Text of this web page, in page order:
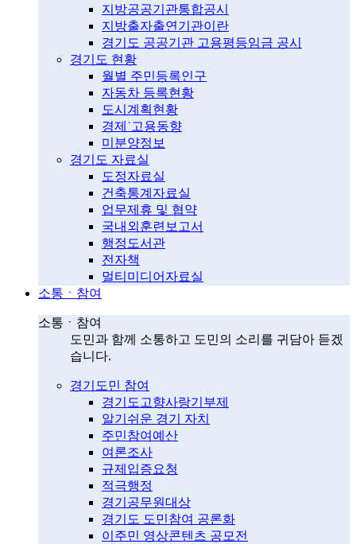
지방공공기관통합공시
지방출자출연기관이란
경기도 공공기관 고용평등임금 공시
경기도 현황
월별 주민등록인구
자동차 등록현황
도시계획현황
경제˙고용동향
미분양정보
경기도 자료실
도정자료실
건축통계자료실
업무제휴 및 협약
국내외훈련보고서
행정도서관
전자책
멀티미디어자료실
소통ㆍ참여
소통ㆍ참여
도민과 함께 소통하고 도민의 소리를 귀담아 듣겠
습니다.
경기도민 참여
경기도고향사랑기부제
알기쉬운 경기 자치
주민참여예산
여론조사
규제입증요청
적극행정
경기공무원대상
경기도 도민참여 공론화
이주민 영상콘텐츠 공모전